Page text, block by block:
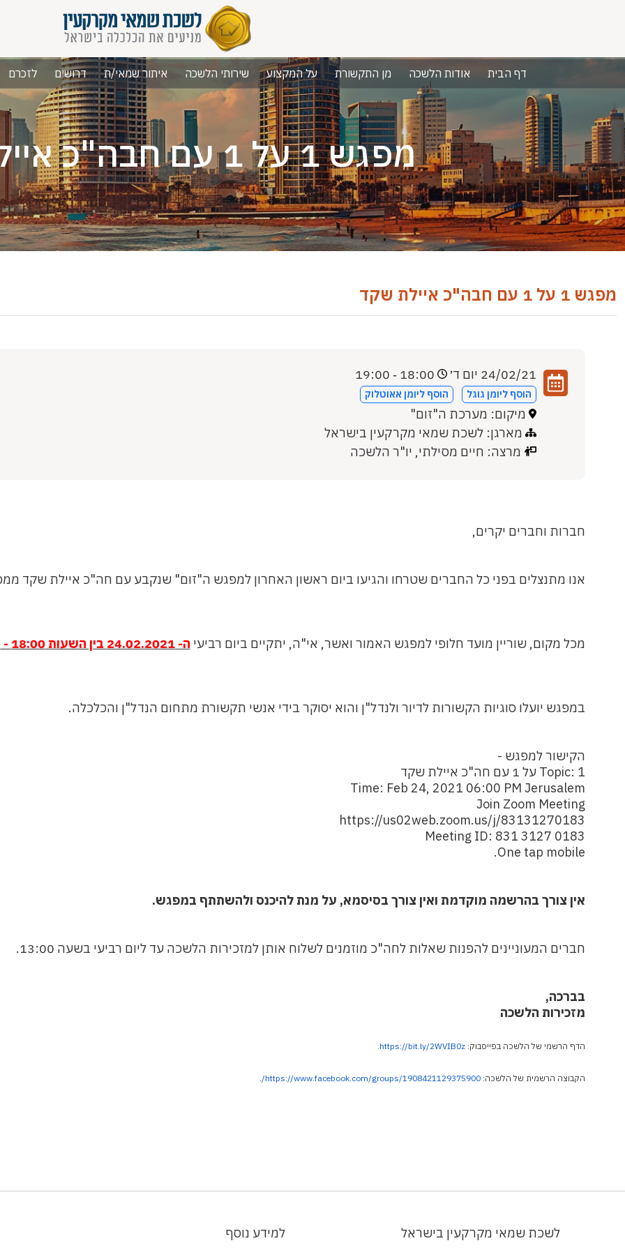
דף הבית אודות הלשכה מן התקשורת על המקצוע שירותי הלשכה איתור שמאי/ת דרושים לזכרם
מפגש 1 על 1 עם חבה"כ איילת שקד
מפגש 1 על 1 עם חבה"כ איילת שקד
24/02/21 יום ד׳
הוסף ליומן גוגל הוסף ליומן אאוטלוק
מיקום: מערכת ה"זום"
מארגן: לשכת שמאי מקרקעין בישראל
מרצה: חיים מסילתי, יו"ר הלשכה
חברות וחברים יקרים,
אנו מתנצלים בפני כל החברים שטרחו והגיעו ביום ראשון האחרון למפגש ה"זום" שנקבע עם חה"כ איילת שקד
מכל מקום, שוריין מועד חלופי למפגש האמור ואשר, אי"ה, יתקיים ביום רביעי ה- 24.02.2021 בין השעות 18:00 - 19:00
במפגש יועלו סוגיות הקשורות לדיור ולנדל"ן והוא יסוקר בידי אנשי תקשורת מתחום הנדל"ן והכלכלה.
הקישור למפגש -
Topic: 1 על 1 עם חה"כ איילת שקד
Time: Feb 24, 2021 06:00 PM Jerusalem
Join Zoom Meeting
https://us02web.zoom.us/j/83131270183
Meeting ID: 831 3127 0183
One tap mobile.
אין צורך בהרשמה מוקדמת ואין צורך בסיסמא, על מנת להיכנס ולהשתתף במפגש.
חברים המעוניינים להפנות שאלות לחה"כ מוזמנים לשלוח אותן למזכירות הלשכה עד ליום רביעי בשעה 13:00.
בברכה,
מזכירות הלשכה
הדף הרשמי של הלשכה בפייסבוק:https://bit.ly/2WVIB0z
הקבוצה הרשמית של הלשכה:https://www.facebook.com/groups/1908421129375900/
לשכת שמאי מקרקעין בישראל למידע נוסף